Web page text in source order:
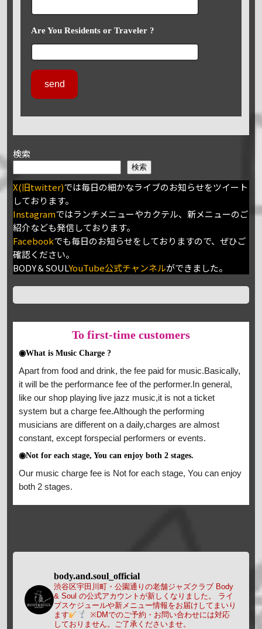
Are You Residents or Traveler ?
検索
検索
X(旧twitter)では毎日の細かなライブのお知らせをツイート
しております。
Instagramではランチメニューやカクテル、新メニューのご
紹介なども発信しております。
Facebookでも毎日のお知らせをしておりますので、ぜひご
確認ください。
BODY＆SOULYouTube公式チャンネルができました。
To first-time customers
◉What is Music Charge ?
Apart from food and drink, the fee paid for music.Basically,
it will be the performance fee of the performer.In general,
like our shop playing live jazz music,it is not a ticket
system but a charge fee.Although the performing
musicians are different on a daily,charges are almost
constant, except forspecial performers or events.
◉Not for each stage, You can enjoy both 2 stages.
Our music charge fee is Not for each stage, You can enjoy
both 2 stages.
body.and.soul_official
渋谷区宇田川町・公園通りの老舗ジャズクラブ Body
& Soul の公式アカウントが新しくなりました。
ライ
ブスケジュールや新メニュー情報をお届けしてまいり
ます
※DMでのご予約・お問い合わせには対応
しておりません。ご了承くださいませ。